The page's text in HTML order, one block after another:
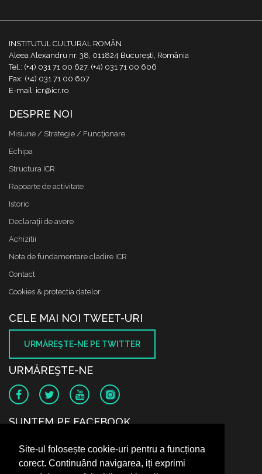
Site-ul folosește cookie-uri pentru a funcționa
corect. Continuând navigarea, iți exprimi
INSTITUTUL CULTURAL ROMÂN
Aleea Alexandru nr. 38, 011824 București, România
Tel.: (+4) 031 71 00 627, (+4) 031 71 00 606
Fax: (+4) 031 71 00 607
E-mail: icr@icr.ro
DESPRE NOI
Misiune / Strategie / Funcţionare
Echipa
Structura ICR
Rapoarte de activitate
Istoric
Declaraţii de avere
Achizitii
Nota de fundamentare cladire ICR
Contact
Cookies & protectia datelor
CELE MAI NOI TWEET-URI
URMĂREŞTE-NE PE TWITTER
URMĂREŞTE-NE
SUNTEM PE FACEBOOK